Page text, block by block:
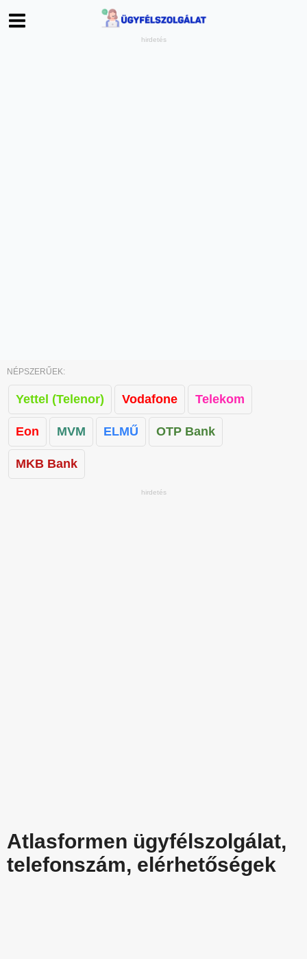
NÉPSZERŰEK:
Yettel (Telenor) Vodafone Telekom
Eon MVM ELMŰ OTP Bank
MKB Bank
Atlasformen ügyfélszolgálat,
telefonszám, elérhetőségek